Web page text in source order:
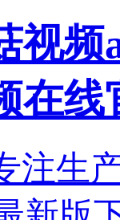
视频
在线